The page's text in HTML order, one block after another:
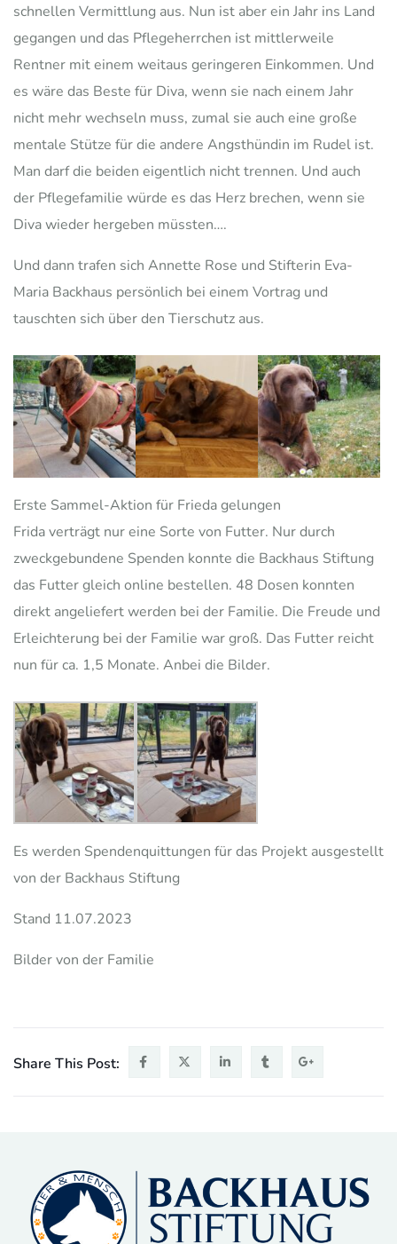
schnellen Vermittlung aus. Nun ist aber ein Jahr ins Land
gegangen und das Pflegeherrchen ist mittlerweile
Rentner mit einem weitaus geringeren Einkommen. Und
es wäre das Beste für Diva, wenn sie nach einem Jahr
nicht mehr wechseln muss, zumal sie auch eine große
mentale Stütze für die andere Angsthündin im Rudel ist.
Man darf die beiden eigentlich nicht trennen. Und auch
der Pflegefamilie würde es das Herz brechen, wenn sie
Diva wieder hergeben müssten….
Und dann trafen sich Annette Rose und Stifterin Eva-
Maria Backhaus persönlich bei einem Vortrag und
tauschten sich über den Tierschutz aus.
Erste Sammel-Aktion für Frieda gelungen
Frida verträgt nur eine Sorte von Futter. Nur durch
zweckgebundene Spenden konnte die Backhaus Stiftung
das Futter gleich online bestellen. 48 Dosen konnten
direkt angeliefert werden bei der Familie. Die Freude und
Erleichterung bei der Familie war groß. Das Futter reicht
nun für ca. 1,5 Monate. Anbei die Bilder.
Es werden Spendenquittungen für das Projekt ausgestellt
von der Backhaus Stiftung
Stand 11.07.2023
Bilder von der Familie
Share This Post: